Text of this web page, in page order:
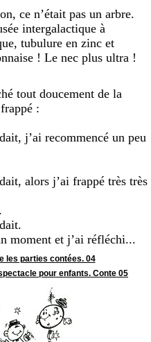
ce n’était pas un arbre.
intergalactique à
tubulure en zinc et
! Le nec plus ultra !
tout doucement de la
:
j’ai recommencé un peu
alors j’ai frappé très très
moment et j’ai réfléchi...
les parties contées. 04
pour enfants. Conte 05